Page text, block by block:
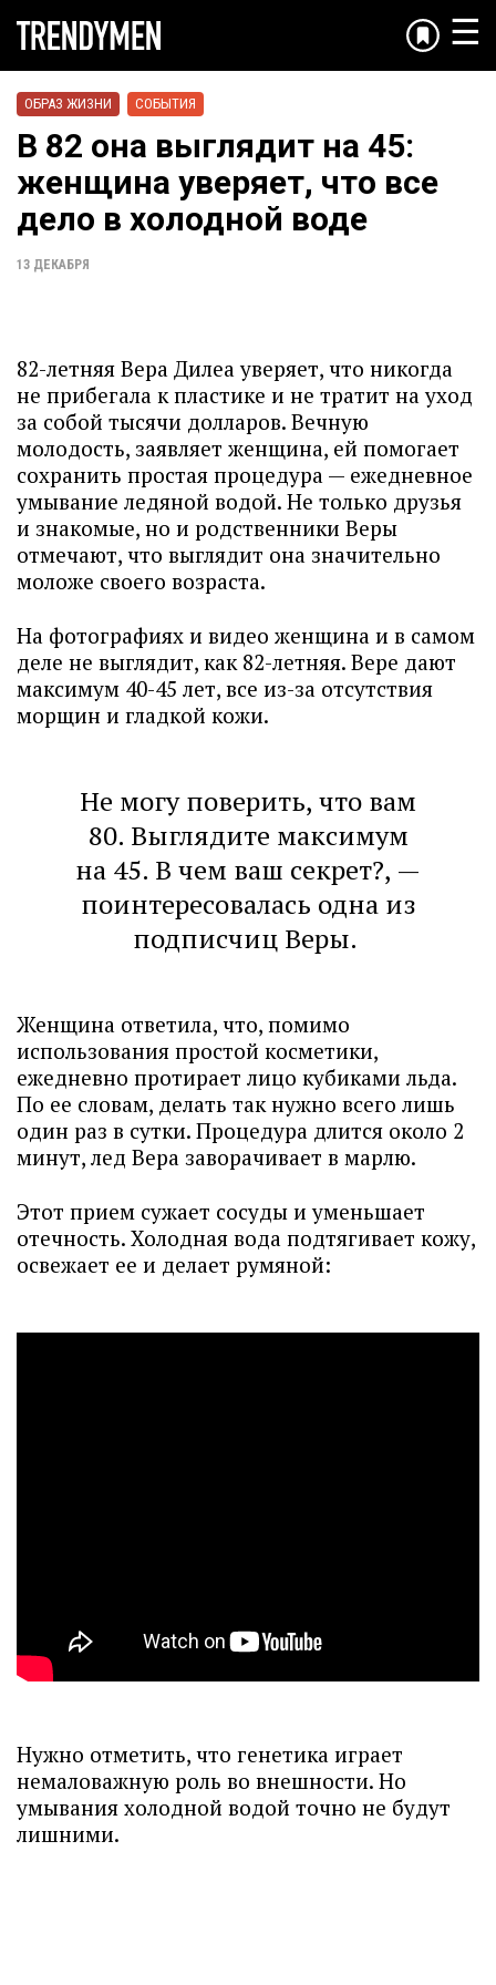
☰
ОБРАЗ ЖИЗНИ СОБЫТИЯ
В 82 она выглядит на 45:
женщина уверяет, что все
дело в холодной воде
13 ДЕКАБРЯ
82-летняя Вера Дилеа уверяет, что никогда
не прибегала к пластике и не тратит на уход
за собой тысячи долларов. Вечную
молодость, заявляет женщина, ей помогает
сохранить простая процедура — ежедневное
умывание ледяной водой. Не только друзья
и знакомые, но и родственники Веры
отмечают, что выглядит она значительно
моложе своего возраста.
На фотографиях и видео женщина и в самом
деле не выглядит, как 82-летняя. Вере дают
максимум 40-45 лет, все из-за отсутствия
морщин и гладкой кожи.
Не могу поверить, что вам
80. Выглядите максимум
на 45. В чем ваш секрет?, —
поинтересовалась одна из
подписчиц Веры.
Женщина ответила, что, помимо
использования простой косметики,
ежедневно протирает лицо кубиками льда.
По ее словам, делать так нужно всего лишь
один раз в сутки. Процедура длится около 2
минут, лед Вера заворачивает в марлю.
Этот прием сужает сосуды и уменьшает
отечность. Холодная вода подтягивает кожу,
освежает ее и делает румяной:
Нужно отметить, что генетика играет
немаловажную роль во внешности. Но
умывания холодной водой точно не будут
лишними.